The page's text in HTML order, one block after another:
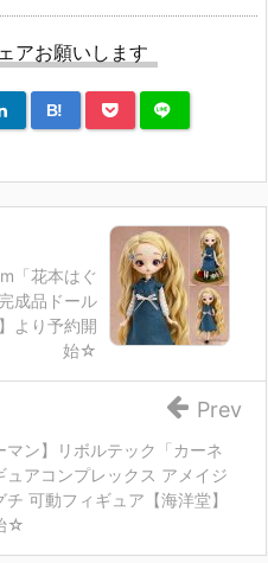
アお願いします
B!
「花本はぐ
成品ドール
より予約開
始☆
マン】リボルテック「カーネ
ュアコンプレックス アメイジ
チ 可動フィギュア【海洋堂】
☆
Prev